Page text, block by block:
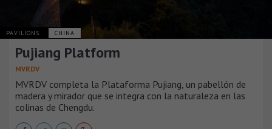
PAVILIONS CHINA
Pujiang Platform
MVRDV
MVRDV completa la Plataforma Pujiang, un pabellón de
madera y mirador que se integra con la naturaleza en las
colinas de Chengdu.